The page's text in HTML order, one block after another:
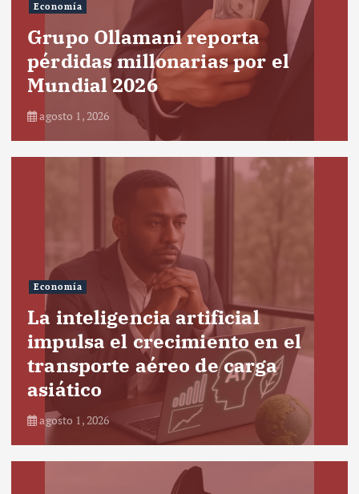
Economía
Grupo Ollamani reporta
pérdidas millonarias por el
Mundial 2026
agosto 1, 2026
Economía
La inteligencia artificial
impulsa el crecimiento en el
transporte aéreo de carga
asiático
agosto 1, 2026